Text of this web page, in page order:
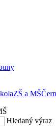
ZŠ a MŠ
Hledaný výraz